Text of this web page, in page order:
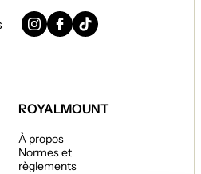
Instagram
Facebook
TikTok
ROYALMOUNT
À propos
Normes et
règlements